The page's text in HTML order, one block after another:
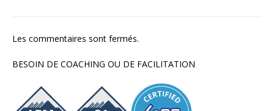
Les commentaires sont fermés.
BESOIN DE COACHING OU DE FACILITATION